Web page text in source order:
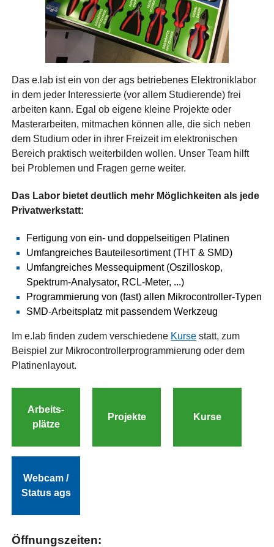
Das e.lab ist ein von der ags betriebenes Elektroniklabor
in dem jeder Interessierte (vor allem Studierende) frei
arbeiten kann. Egal ob eigene kleine Projekte oder
Masterarbeiten, mitmachen können alle, die sich neben
dem Studium oder in ihrer Freizeit im elektronischen
Bereich praktisch weiterbilden wollen. Unser Team hilft
bei Problemen und Fragen gerne weiter.
Das Labor bietet deutlich mehr Möglichkeiten als jede
Privatwerkstatt:
Fertigung von ein- und doppelseitigen Platinen
Umfangreiches Bauteilesortiment (THT & SMD)
Umfangreiches Messequipment (Oszilloskop,
Spektrum-Analysator, RCL-Meter, ...)
Programmierung von (fast) allen Mikrocontroller-Typen
SMD-Arbeitsplatz mit passendem Werkzeug
Im e.lab finden zudem verschiedene Kurse statt, zum
Beispiel zur Mikrocontrollerprogrammierung oder dem
Platinenlayout.
Arbeits-
plätze
Projekte Kurse
Webcam /
Status ags
Öffnungszeiten: